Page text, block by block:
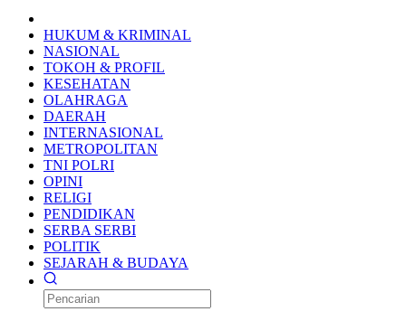
HUKUM & KRIMINAL
NASIONAL
TOKOH & PROFIL
KESEHATAN
OLAHRAGA
DAERAH
INTERNASIONAL
METROPOLITAN
TNI POLRI
OPINI
RELIGI
PENDIDIKAN
SERBA SERBI
POLITIK
SEJARAH & BUDAYA